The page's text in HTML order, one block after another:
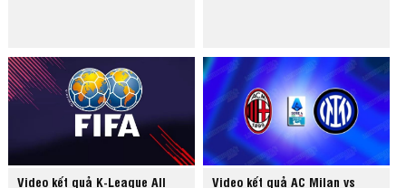
Video kết quả K-League All Video kết quả AC Milan vs